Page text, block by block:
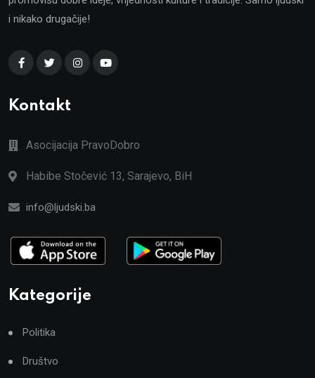
i nikako drugačije!
Kontakt
Asocijacija PravoDobro
Habibe Stočević 13, Sarajevo, BiH
info@ljudski.ba
Kategorije
Politika
Društvo